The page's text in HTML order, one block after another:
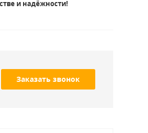
и надёжности!
Заказать звонок